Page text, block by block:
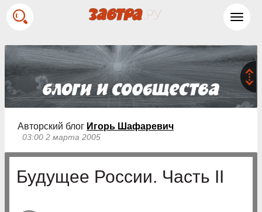
Авторский блог Игорь Шафаревич
03:00 2 марта 2005
Будущее России. Часть II